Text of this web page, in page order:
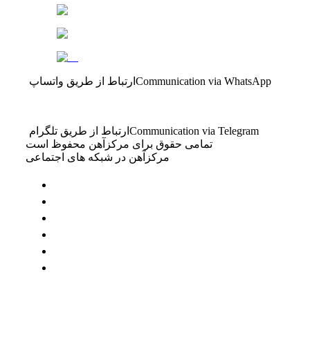
ارتباط از طریق واتساپ Communication via WhatsApp
ارتباط از طریق تلگرام Communication via Telegram
تمامی حقوق برای مرکزآهن محفوظ است
مرکزآهن در شبکه های اجتماعی